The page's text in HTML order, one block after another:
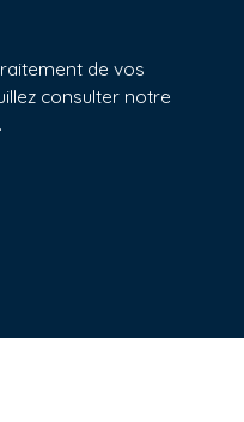
de vos
consulter notre
.